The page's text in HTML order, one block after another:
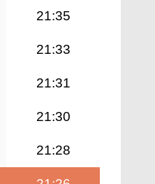
21:35
21:33
21:31
21:30
21:28